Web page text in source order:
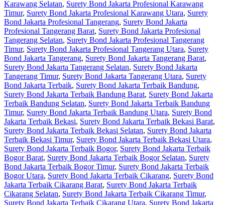
Karawang Selatan, Surety Bond Jakarta Profesional Karawang
Timur, Surety Bond Jakarta Profesional Karawang Utara, Surety
Bond Jakarta Profesional Tangerang, Surety Bond Jakarta
Profesional Tangerang Barat, Surety Bond Jakarta Profesional
Tangerang Selatan, Surety Bond Jakarta Profesional Tangerang
Timur, Surety Bond Jakarta Profesional Tangerang Utara, Surety
Bond Jakarta Tangerang, Surety Bond Jakarta Tangerang Barat,
Surety Bond Jakarta Tangerang Selatan, Surety Bond Jakarta
Tangerang Timur, Surety Bond Jakarta Tangerang Utara, Surety
Bond Jakarta Terbaik, Surety Bond Jakarta Terbaik Bandung,
Surety Bond Jakarta Terbaik Bandung Barat, Surety Bond Jakarta
Terbaik Bandung Selatan, Surety Bond Jakarta Terbaik Bandung
Timur, Surety Bond Jakarta Terbaik Bandung Utara, Surety Bond
Jakarta Terbaik Bekasi, Surety Bond Jakarta Terbaik Bekasi Barat,
Surety Bond Jakarta Terbaik Bekasi Selatan, Surety Bond Jakarta
Terbaik Bekasi Timur, Surety Bond Jakarta Terbaik Bekasi Utara,
Surety Bond Jakarta Terbaik Bogor, Surety Bond Jakarta Terbaik
Bogor Barat, Surety Bond Jakarta Terbaik Bogor Selatan, Surety
Bond Jakarta Terbaik Bogor Timur, Surety Bond Jakarta Terbaik
Bogor Utara, Surety Bond Jakarta Terbaik Cikarang, Surety Bond
Jakarta Terbaik Cikarang Barat, Surety Bond Jakarta Terbaik
Cikarang Selatan, Surety Bond Jakarta Terbaik Cikarang Timur,
Surety Bond Jakarta Terbaik Cikarang Utara, Surety Bond Jakarta